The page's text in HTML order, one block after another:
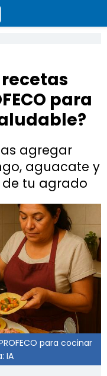
recetas
para
agregar
aguacate y
tu agrado
para cocinar
IA